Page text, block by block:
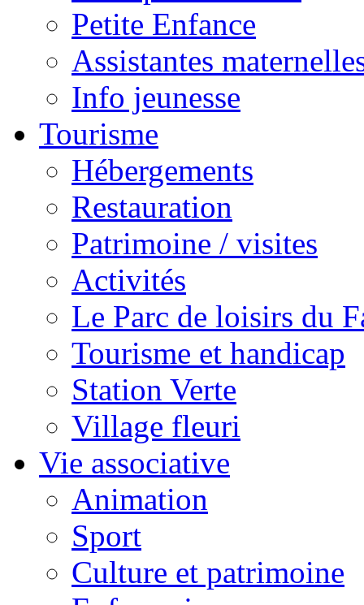
Petite Enfance
Assistantes
Info jeunesse
Tourisme
Hébergements
Restauration
Patrimoine / visites
Activités
Le Parc de loisirs du
Tourisme et handicap
Station Verte
Village fleuri
Vie associative
Animation
Sport
Culture et patrimoine